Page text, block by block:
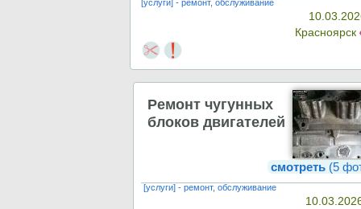
[услуги] - ремонт, обслуживание
Красноярск
Ремонт чугунных
блоков двигателей
смотреть (5
[услуги] - ремонт, обслуживание